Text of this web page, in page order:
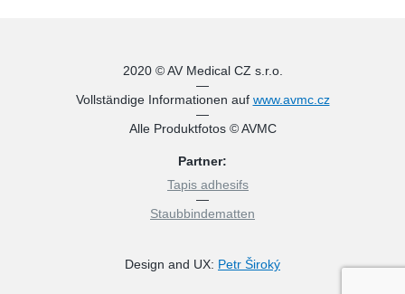
2020 © AV Medical CZ s.r.o.
—
Vollständige Informationen auf www.avmc.cz
—
Alle Produktfotos © AVMC
Partner:
Tapis adhesifs
—
Staubbindematten
Design and UX: Petr Široký